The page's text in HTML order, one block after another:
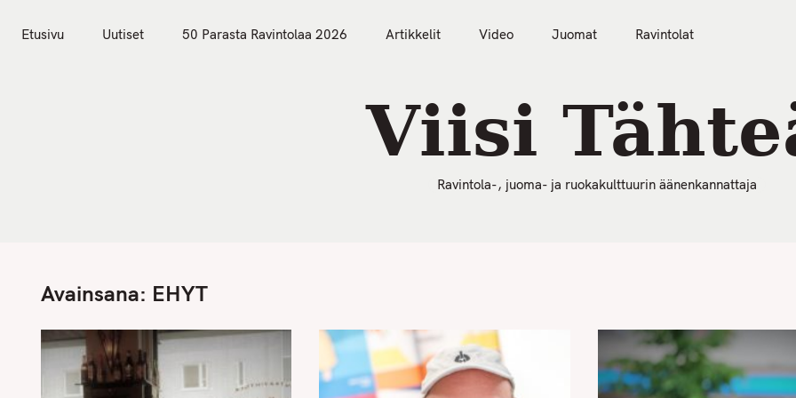
Etusivu Uutiset 50 Parasta Ravintolaa 2026 Artikkelit Video Juomat Ravintolat
Viisi
Ravintola-, juoma- ja ruokakulttuurin äänenkannattaja
Avainsana: EHYT